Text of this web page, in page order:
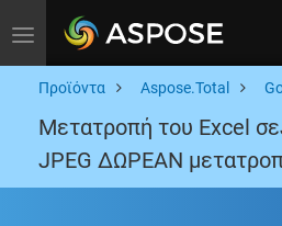
Toggle navigation
Προϊόντα Aspose.Total
Μετατροπή του Excel
JPEG ΔΩΡΕΑΝ